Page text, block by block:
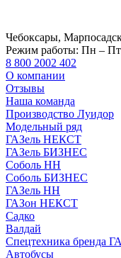
Чебоксары,
Режим работы: Пн – Пт
8 800 2002 402
О компании
Отзывы
Наша команда
Производство Луидор
Модельный ряд
ГАЗель НЕКСТ
ГАЗель БИЗНЕС
Соболь НН
Соболь БИЗНЕС
ГАЗель НН
ГАЗон НЕКСТ
Садко
Валдай
Спецтехника бренда
Автобусы